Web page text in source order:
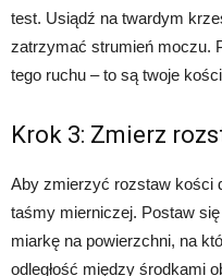
test. Usiądź na twardym
zatrzymać strumień moczu.
tego ruchu – to są twoje
Krok 3: Zmierz
Aby zmierzyć rozstaw kości
taśmy mierniczej. Postaw
miarkę na powierzchni, na
odległość między środkami